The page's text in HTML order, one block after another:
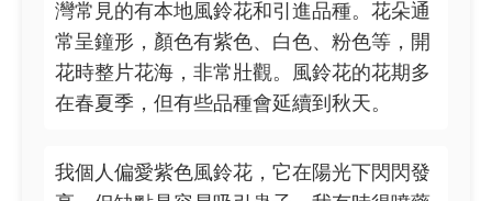
灣常見的有本地風鈴花和引進品種。花朵通
常呈鐘形，顏色有紫色、白色、粉色等，開
花時整片花海，非常壯觀。風鈴花的花期多
在春夏季，但有些品種會延續到秋天。
我個人偏愛紫色風鈴花，它在陽光下閃閃發